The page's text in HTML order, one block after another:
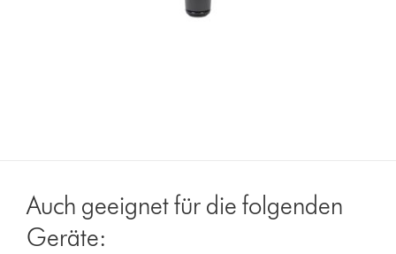
Auch geeignet für die folgenden
Geräte: